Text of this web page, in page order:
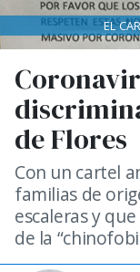
de Flores
Con un cartel
familias de
escaleras y
de la
EL